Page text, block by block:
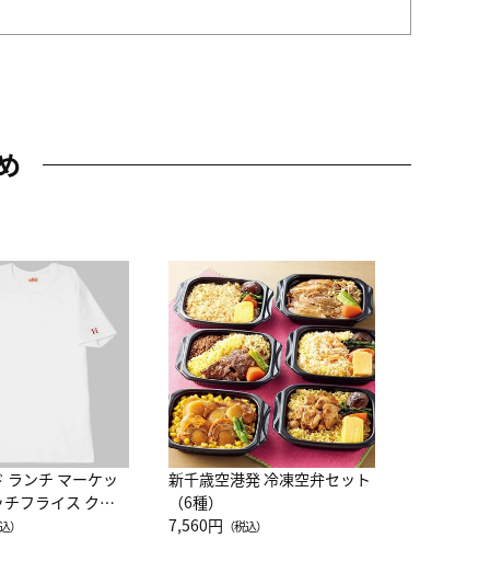
ランチ マーケッ
フライス クル
半袖Ｔシャツ
）
新千歳空港発 冷凍空弁セット
（6種）
7,560円 （税込）